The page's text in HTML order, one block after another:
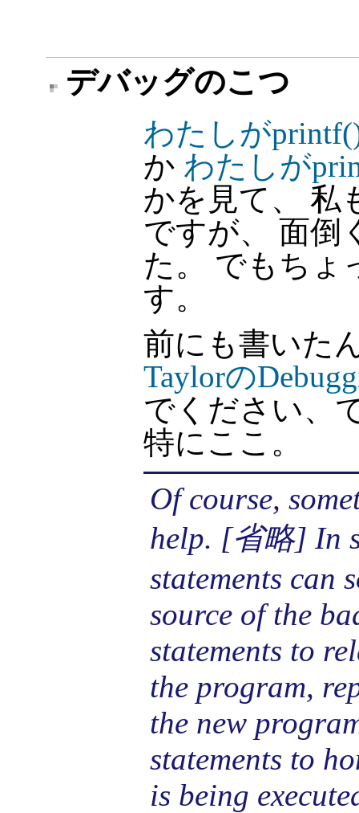
デバッグのこつ
わたしが
か わたしが
かを見て、 私
ですが、 面倒
た。 でもちょ
す。
前にも書いた
Taylorの
でください、
特にここ。
Of course,
help. [省略] In
statements can
source of the
statements to
the program,
the new
statements to
is being